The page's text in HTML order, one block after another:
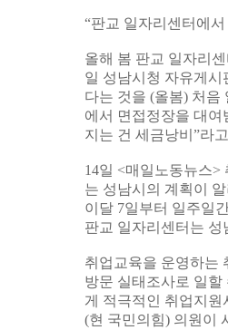
“판교 일자리센터에
올해 봄 판교 일자리
일 성남시청 자유게시
다는 것을 (올봄) 처음
에서 면접정장을 대여
지는 건 세금낭비”라
14일 <매일노동뉴스>
는 성남시의 계획이
이달 7일부터 일주일
판교 일자리센터는 성
취업교육을 운영하는
방문 실태조사로 일
게 적극적인 취업지
(현 국민의힘) 의원이